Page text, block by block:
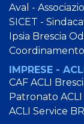
Aval -
SICET -
Ipsia Brescia
IMPRESE -
CAF ACLI
Patronato ACLI
ACLI Service